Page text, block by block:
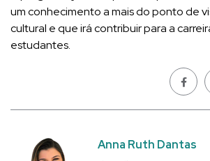
um conhecimento a mais do ponto de
cultural e que irá contribuir para a
estudantes.
Anna Ruth Dantas